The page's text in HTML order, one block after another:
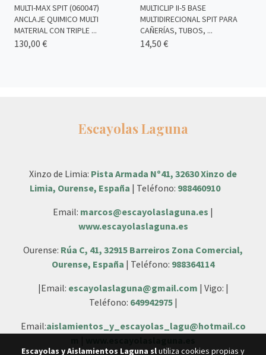
MULTI-MAX SPIT (060047)
ANCLAJE QUIMICO MULTI
MATERIAL CON TRIPLE ...
130,00 €
MULTICLIP II-5 BASE
MULTIDIRECIONAL SPIT PARA
CAÑERÍAS, TUBOS, ...
14,50 €
Escayolas Laguna
Xinzo de Limia: Pista Armada Nº41, 32630 Xinzo de
Limia, Ourense, España | Teléfono: 988460910
Email: marcos@escayolaslaguna.es |
www.escayolaslaguna.es
Ourense: Rúa C, 41, 32915 Barreiros Zona Comercial,
Ourense, España | Teléfono: 988364114
|Email: escayolaslaguna@gmail.com | Vigo: |
Teléfono: 649942975|
Email:aislamientos_y_escayolas_lagu@hotmail.co
Escayolas y Aislamientos Laguna slutiliza cookies propias y